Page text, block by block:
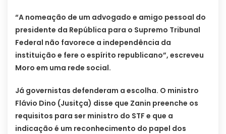
“A nomeação de um advogado e amigo pessoal do
presidente da República para o Supremo Tribunal
Federal não favorece a independência da
instituição e fere o espírito republicano”, escreveu
Moro em uma rede social.
Já governistas defenderam a escolha. O ministro
Flávio Dino (Jusitça) disse que Zanin preenche os
requisitos para ser ministro do STF e que a
indicação é um reconhecimento do papel dos